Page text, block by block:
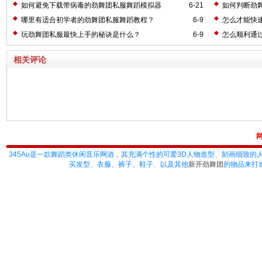
6-21
如何避免下载带病毒的劲舞团私服舞蹈模拟器
如何判断劲
6-9
哪里有适合初学者的劲舞团私服舞蹈教程？
怎么才能快
6-9
玩劲舞团私服最快上手的秘诀是什么？ 怎么顺利通
相关评论
345Au是一款舞蹈类休闲音乐网游，其充满个性的可爱3D人物造型、刻画细致
买发型、衣服、裤子、鞋子、以及其他新开劲舞团的物品来打